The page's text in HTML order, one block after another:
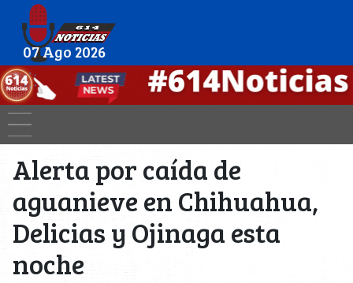
07 Ago 2026
Alerta por caída de
aguanieve en Chihuahua,
Delicias y Ojinaga esta
noche